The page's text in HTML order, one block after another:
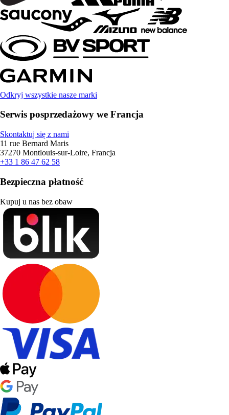
Odkryj wszystkie nasze marki
Serwis posprzedażowy we Francja
Skontaktuj się z nami
11 rue Bernard Maris
37270 Montlouis-sur-Loire, Francja
+33 1 86 47 62 58
Bezpieczna płatność
Kupuj u nas bez obaw